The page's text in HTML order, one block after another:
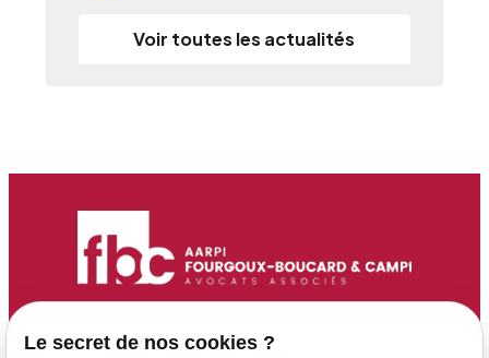
Voir toutes les actualités
Adresse :
Contact :
Le secret de nos cookies ?